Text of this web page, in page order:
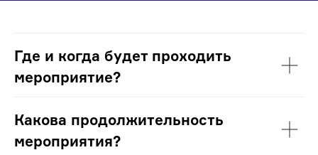
Где и когда будет проходить
мероприятие?
Какова продолжительность
мероприятия?